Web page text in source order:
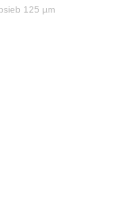
125 µm